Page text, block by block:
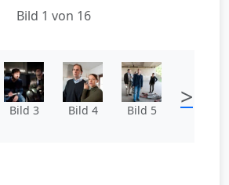
Bild 1 von 16
Bild 3 Bild 4 Bild 5 >